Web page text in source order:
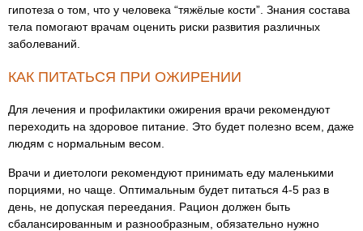
гипотеза о том, что у человека “тяжёлые кости”. Знания состава
тела помогают врачам оценить риски развития различных
заболеваний.
КАК ПИТАТЬСЯ ПРИ ОЖИРЕНИИ
Для лечения и профилактики ожирения врачи рекомендуют
переходить на здоровое питание. Это будет полезно всем, даже
людям с нормальным весом.
Врачи и диетологи рекомендуют принимать еду маленькими
порциями, но чаще. Оптимальным будет питаться 4-5 раз в
день, не допуская переедания. Рацион должен быть
сбалансированным и разнообразным, обязательно нужно